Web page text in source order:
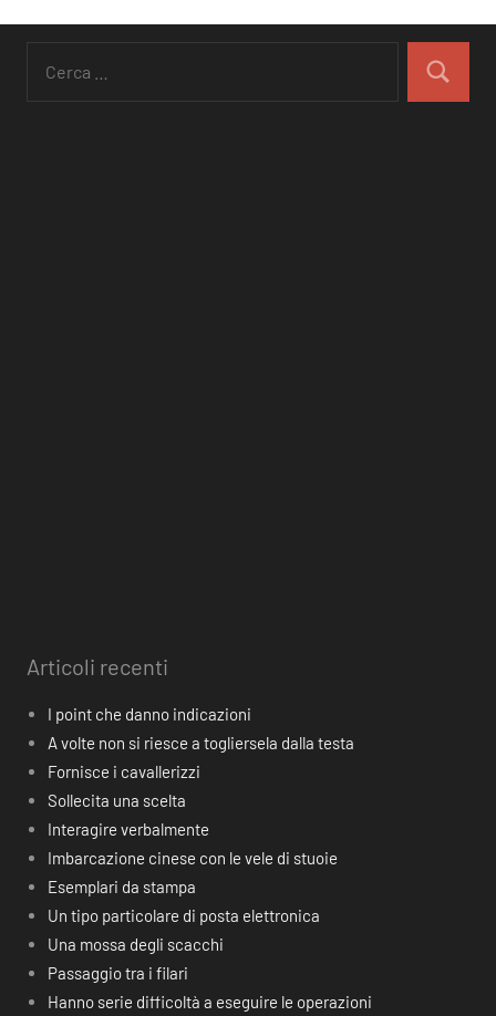
Articoli recenti
I point che danno indicazioni
A volte non si riesce a togliersela dalla testa
Fornisce i cavallerizzi
Sollecita una scelta
Interagire verbalmente
Imbarcazione cinese con le vele di stuoie
Esemplari da stampa
Un tipo particolare di posta elettronica
Una mossa degli scacchi
Passaggio tra i filari
Hanno serie difficoltà a eseguire le operazioni